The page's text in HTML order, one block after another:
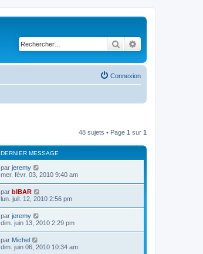
Rechercher
Connexion
48 sujets • Page 1 sur 1
DERNIER MESSAGE
par jeremy
mer. févr. 03, 2010 9:40 am
par bIBAR
lun. juil. 12, 2010 2:56 pm
par jeremy
dim. juin 13, 2010 2:29 pm
par Michel
dim. juin 06, 2010 10:34 am